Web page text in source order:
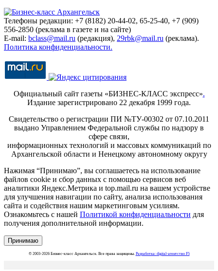
Телефоны редакции: +7 (8182) 20-44-02, 65-25-40, +7 (909)
556-2850 (реклама в газете и на сайте)
E-mail: bclass@mail.ru (редакция), 29rbk@mail.ru (реклама).
Политика конфиденциальности.
Официальный сайт газеты «БИЗНЕС-КЛАСС экспресс».
Издание зарегистрировано 22 декабря 1999 года.
Свидетельство о регистрации ПИ №ТУ-00302 от 07.10.2011
выдано Управлением Федеральной службы по надзору в
сфере связи,
информационных технологий и массовых коммуникаций по
Архангельской области и Ненецкому автономному округу
Нажимая “Принимаю”, вы соглашаетесь на использование
файлов cookie и сбор данных с помощью сервисов веб
аналитики Яндекс.Метрика и top.mail.ru на вашем устройстве
для улучшения навигации по сайту, анализа использования
сайта и содействия нашим маркетинговым усилиям.
Ознакомьтесь с нашей Политикой конфиденциальности для
получения дополнительной информации.
Принимаю
© 2003-2026 Бизнес-класс Архангельск. Все права защищены. Разработка: digital-агентство F5